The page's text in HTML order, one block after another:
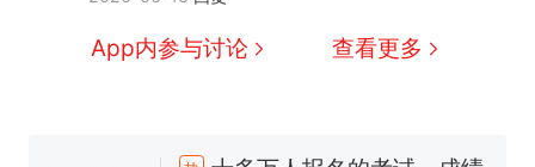
App内参与讨论 查看更多